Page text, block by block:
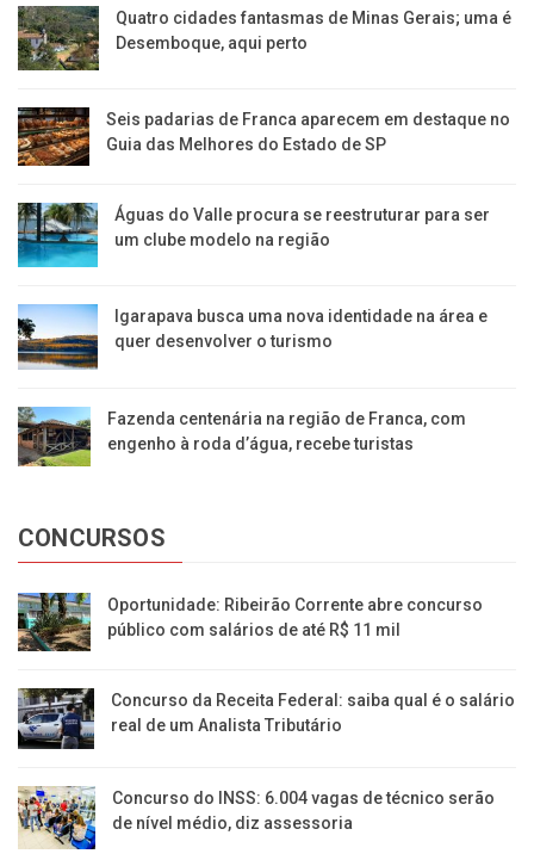
Quatro cidades fantasmas de Minas Gerais; uma é
Desemboque, aqui perto
Seis padarias de Franca aparecem em destaque no
Guia das Melhores do Estado de SP
​Águas do Valle procura se reestruturar para ser
um clube modelo na região
​Igarapava busca uma nova identidade na área e
quer desenvolver o turismo
Fazenda centenária na região de Franca, com
engenho à roda d’água, recebe turistas
CONCURSOS
Oportunidade: Ribeirão Corrente abre concurso
público com salários de até R$ 11 mil
Concurso da Receita Federal: saiba qual é o salário
real de um Analista Tributário
Concurso do INSS: 6.004 vagas de técnico serão
de nível médio, diz assessoria